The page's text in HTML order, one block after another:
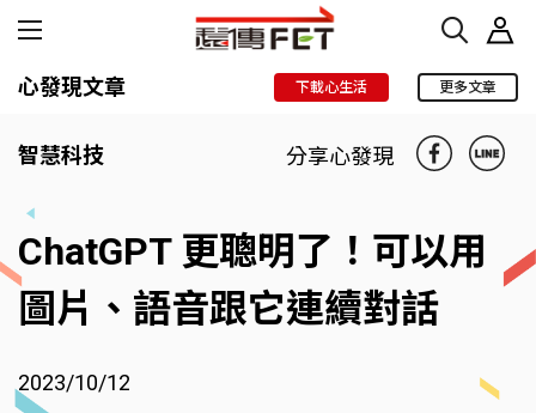
心發現文章 下載心生活 更多文章
智慧科技 分享心發現
ChatGPT 更聰明了！可以用
圖片、語音跟它連續對話
2023/10/12